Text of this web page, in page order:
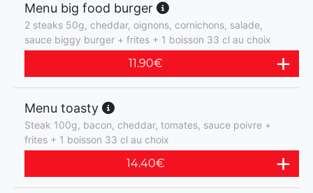
Menu big food burger
2 steaks 50g, cheddar, oignons, cornichons, salade,
sauce biggy burger + frites + 1 boisson 33 cl au choix
11.90€
Menu toasty
Steak 100g, bacon, cheddar, tomates, sauce poivre +
frites + 1 boisson 33 cl au choix
14.40€